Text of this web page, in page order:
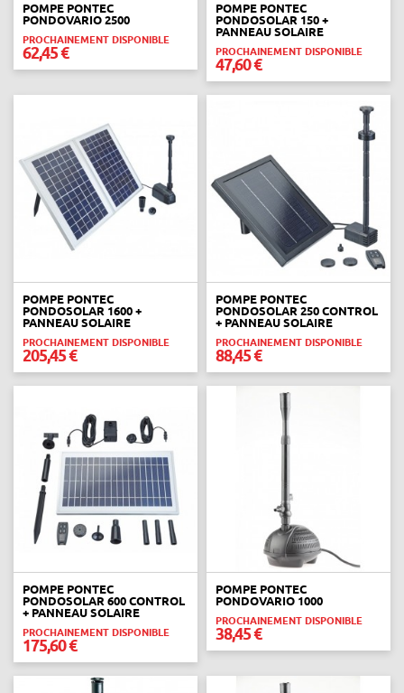
POMPE PONTEC
PONDOVARIO 2500
PROCHAINEMENT DISPONIBLE
62,45 €
POMPE PONTEC
PONDOSOLAR 150 +
PANNEAU SOLAIRE
PROCHAINEMENT DISPONIBLE
47,60 €
POMPE PONTEC
PONDOSOLAR 1600 +
PANNEAU SOLAIRE
PROCHAINEMENT DISPONIBLE
205,45 €
POMPE PONTEC
PONDOSOLAR 250 CONTROL
+ PANNEAU SOLAIRE
PROCHAINEMENT DISPONIBLE
88,45 €
POMPE PONTEC
PONDOSOLAR 600 CONTROL
+ PANNEAU SOLAIRE
PROCHAINEMENT DISPONIBLE
175,60 €
POMPE PONTEC
PONDOVARIO 1000
PROCHAINEMENT DISPONIBLE
38,45 €